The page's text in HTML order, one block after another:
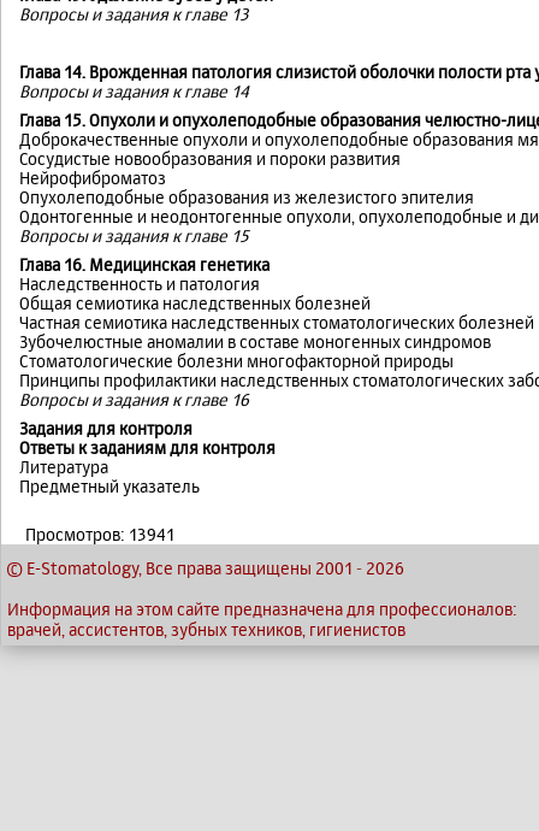
Вопросы и задания к главе 13
Глава 14. Врожденная патология слизистой оболочки полости рта
Вопросы и задания к главе 14
Глава 15. Опухоли и опухолеподобные образования челюстно-
Доброкачественные опухоли и опухолеподобные образования
Сосудистые новообразования и пороки развития
Нейрофиброматоз
Опухолеподобные образования из железистого эпителия
Одонтогенные и неодонтогенные опухоли, опухолеподобные и
Вопросы и задания к главе 15
Глава 16. Медицинская генетика
Наследственность и патология
Общая семиотика наследственных болезней
Частная семиотика наследственных стоматологических болезней
Зубочелюстные аномалии в составе моногенных синдромов
Стоматологические болезни многофакторной природы
Принципы профилактики наследственных стоматологических
Вопросы и задания к главе 16
Задания для контроля
Ответы к заданиям для контроля
Литература
Предметный указатель
Просмотров: 13941
© E-Stomatology, Все права защищены 2001 - 2026
Информация на этом сайте предназначена для профессионалов:
врачей, ассистентов, зубных техников, гигиенистов